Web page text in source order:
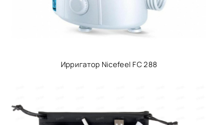
Ирригатор Nicefeel FC 288